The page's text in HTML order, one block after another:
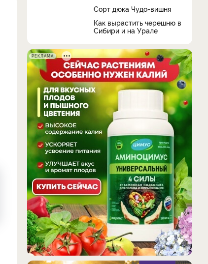
Сорт дюка Чудо-вишня
Как вырастить черешню в
Сибири и на Урале
РЕКЛАМА